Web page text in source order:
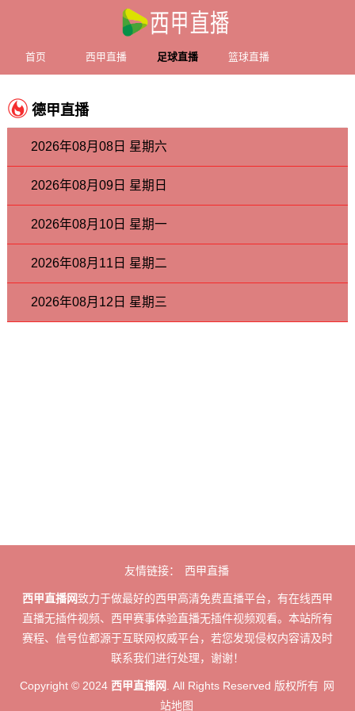
首页 西甲直播 足球直播 篮球直播
德甲直播
2026年08月08日 星期六
2026年08月09日 星期日
2026年08月10日 星期一
2026年08月11日 星期二
2026年08月12日 星期三
友情链接： 西甲直播
西甲直播网致力于做最好的西甲高清免费直播平台，有在线西甲
直播无插件视频、西甲赛事体验直播无插件视频观看。本站所有
赛程、信号位都源于互联网权威平台，若您发现侵权内容请及时
联系我们进行处理，谢谢！
Copyright © 2024 西甲直播网 . All Rights Reserved 版权所有 网
站地图